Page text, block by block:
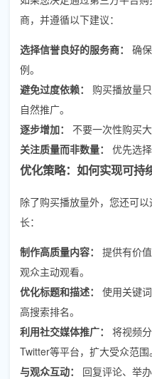
商，并遵循以下建议：
选择信誉良好的服务商：
确
例。
避免过度依赖：
购买播放量
自然推广。
逐步增加：
不要一次性购买
关注质量而非数量：
优先选
优化策略：如何实现可持
除了购买播放量外，您还可
长：
制作高质量内容：
提供有价
观众主动观看。
优化标题和描述：
使用关键
高搜索排名。
利用社交媒体推广：
将视频
Twitter等平台，扩大受众范围。
与观众互动：
回复评论、举